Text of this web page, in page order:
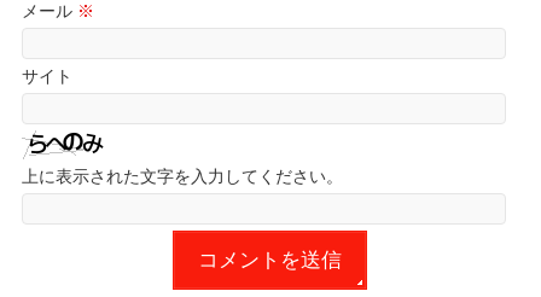
メール ※
サイト
上に表示された文字を入力してください。